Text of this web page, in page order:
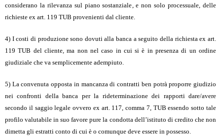
considerano la rilevanza sul piano sostanziale, e non solo processuale, delle
richieste ex art. 119 TUB provenienti dal cliente.
4) I costi di produzione sono dovuti alla banca a seguito della richiesta ex art.
119 TUB del cliente, ma non nel caso in cui si è in presenza di un ordine
giudiziale che va semplicemente adempiuto.
5) La convenuta opposta in mancanza di contratti ben potrà proporre giudizio
nei confronti della banca per la rideterminazione dei rapporti dare/avere
secondo il saggio legale ovvero ex art. 117, comma 7, TUB essendo sotto tale
profilo valutabile in suo favore pure la condotta dell’istituto di credito che non
dimetta gli estratti conto di cui è o comunque deve essere in possesso.